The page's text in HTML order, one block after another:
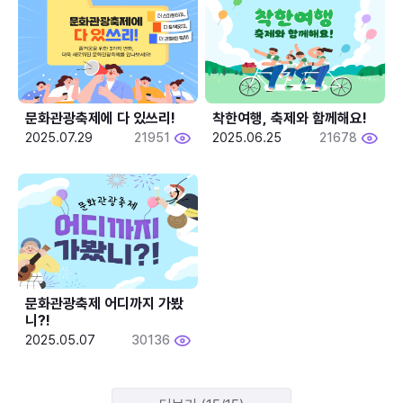
문화관광축제에 다 있쓰리!
2025.07.29 21951
착한여행, 축제와 함께해요!
2025.06.25 21678
문화관광축제 어디까지 가봤
니?!
2025.05.07 30136